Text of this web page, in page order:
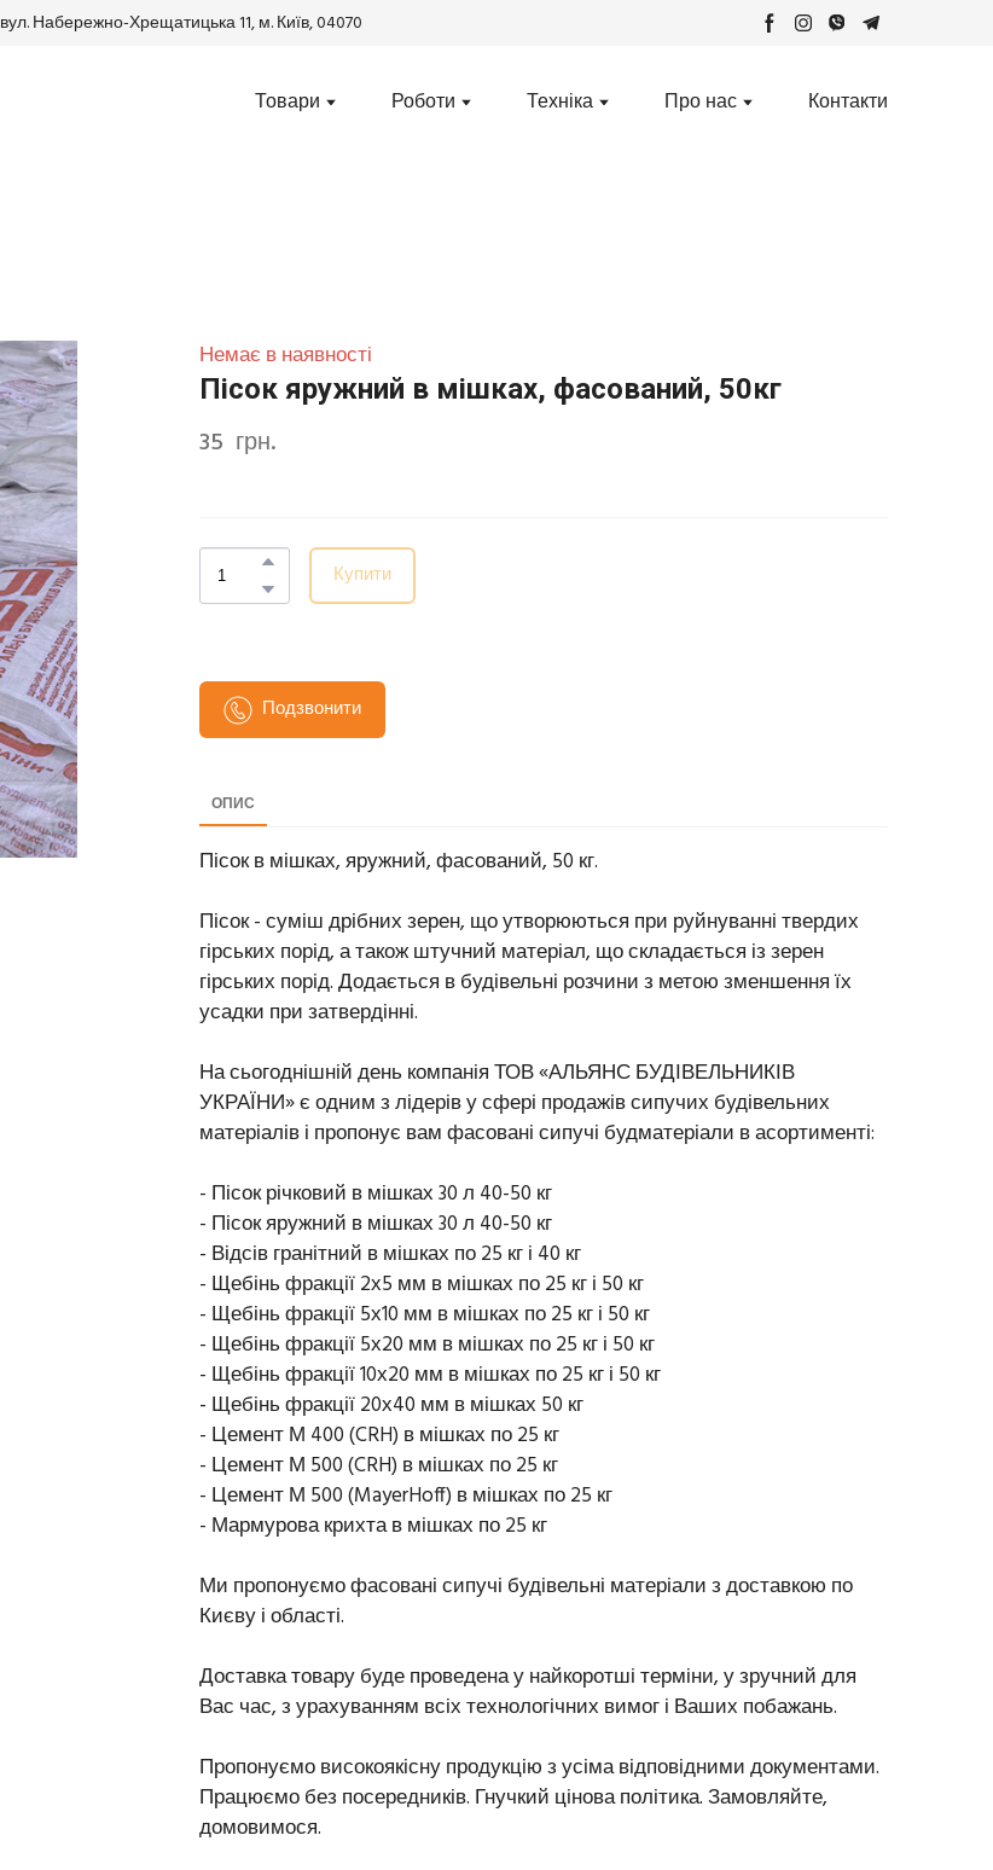
вул. Набережно-Хрещатицька 11, м. Київ, 04070
Товари Роботи Техніка Про нас Контакти
Немає в наявності
Пісок яружний в мішках, фасований, 50кг
35  грн.
Купити
Подзвонити
ОПИС
Пісок в мішках, яружний, фасований, 50 кг.
Пісок - суміш дрібних зерен, що утворюються при руйнуванні твердих
гірських порід, а також штучний матеріал, що складається із зерен
гірських порід. Додається в будівельні розчини з метою зменшення їх
усадки при затвердінні.
На сьогоднішній день компанія ТОВ «АЛЬЯНС БУДІВЕЛЬНИКІВ
УКРАЇНИ» є одним з лідерів у сфері продажів сипучих будівельних
матеріалів і пропонує вам фасовані сипучі будматеріали в асортименті:
- Пісок річковий в мішках 30 л 40-50 кг
- Пісок яружний в мішках 30 л 40-50 кг
- Відсів гранітний в мішках по 25 кг і 40 кг
- Щебінь фракції 2х5 мм в мішках по 25 кг і 50 кг
- Щебінь фракції 5х10 мм в мішках по 25 кг і 50 кг
- Щебінь фракції 5х20 мм в мішках по 25 кг і 50 кг
- Щебінь фракції 10х20 мм в мішках по 25 кг і 50 кг
- Щебінь фракції 20х40 мм в мішках 50 кг
- Цемент М 400 (CRH) в мішках по 25 кг
- Цемент М 500 (CRH) в мішках по 25 кг
- Цемент М 500 (MayerHoff) в мішках по 25 кг
- Мармурова крихта в мішках по 25 кг
Ми пропонуємо фасовані сипучі будівельні матеріали з доставкою по
Києву і області.
Доставка товару буде проведена у найкоротші терміни, у зручний для
Вас час, з урахуванням всіх технологічних вимог і Ваших побажань.
Пропонуємо високоякісну продукцію з усіма відповідними документами.
Працюємо без посередників. Гнучкий цінова політика. Замовляйте,
домовимося.